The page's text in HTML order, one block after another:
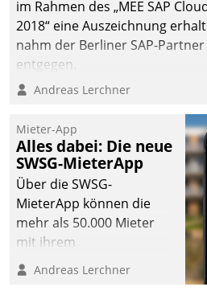
im Rahmen des „MEE SAP
2018“ eine Auszeichnung
nahm der Berliner SAP-
entgegen.
Andreas Lerchner
Mieter-App
Alles dabei: Die neue
SWSG-MieterApp
Über die SWSG-
MieterApp können die
mehr als 50.000 Mieter
mit ihrem
Wohnungsunternehmen
kommunizieren, auf dem
Andreas Lerchner